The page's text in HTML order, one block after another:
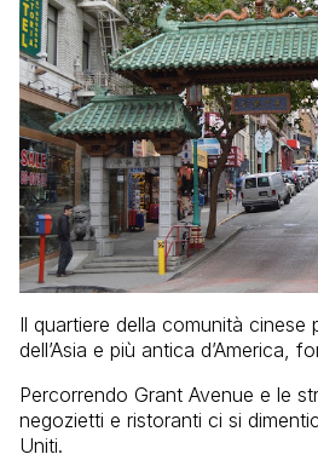
Il quartiere della comunità cinese
dell’Asia e più antica d’America,
Percorrendo Grant Avenue e le
negozietti e ristoranti ci si
Uniti.